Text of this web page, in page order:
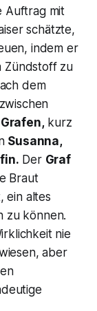
Auftrag mit
schätzte,
indem er
Zündstoff zu
dem
Grafen, kurz
Susanna,
Der Graf
Braut
ein altes
zu können.
nie
aber